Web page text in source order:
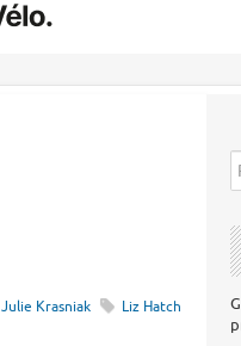
Julie Krasniak
Liz Hatch